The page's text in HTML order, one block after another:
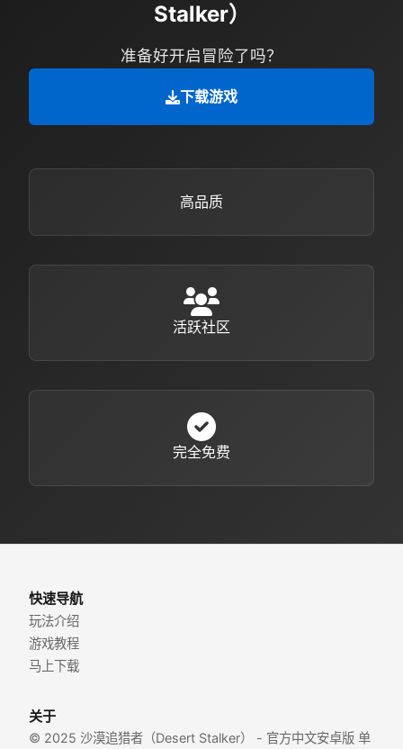
Stalker）
准备好开启冒险了吗？
下载游戏
高品质
活跃社区
完全免费
快速导航
玩法介绍
游戏教程
马上下载
关于
© 2025 沙漠追猎者（Desert Stalker） - 官方中文安卓版 单